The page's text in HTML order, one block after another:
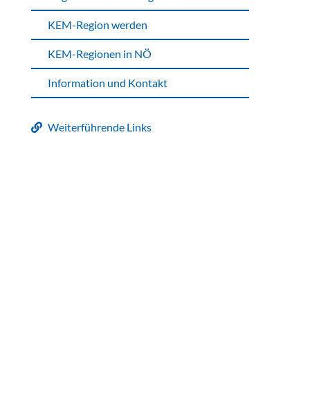
KEM-Region werden
KEM-Regionen in NÖ
Information und Kontakt
Weiterführende Links